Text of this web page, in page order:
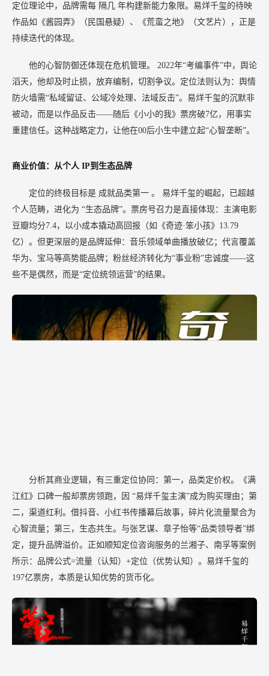
定位理论中，品牌需每 隔几 年构建新能力象限。易烊千玺的待映
作品如《酱园弄》（民国悬疑）、《荒蛮之地》（文艺片），正是
持续迭代的体现。
他的心智防御还体现在危机管理。 2022年“考编事件”中，舆论
滔天，他却及时止损，放弃编制，切割争议。定位法则认为：舆情
防火墙需“私域留证、公域冷处理、法域反击”。易烊千玺的沉默非
被动，而是以作品反击——随后《小小的我》票房破7亿，用事实
重建信任。这种战略定力，让他在00后小生中建立起“心智垄断”。
商业价值：从个人 IP到生态品牌
定位的终极目标是 成就品类第一 。 易烊千玺的崛起，已超越
个人范畴，进化为 “生态品牌”。票房号召力是直接体现：主演电影
豆瓣均分7.4，以小成本撬动高回报（如《奇迹·笨小孩》13.79
亿）。但更深层的是品牌延伸：音乐领域单曲播放破亿；代言覆盖
华为、宝马等高势能品牌；粉丝经济转化为“事业粉”忠诚度——这
些不是偶然，而是“定位统领运营”的结果。
分析其商业逻辑，有三重定位协同：第一，品类定价权。《满
江红》口碑一般却票房领跑，因 “易烊千玺主演”成为购买理由；第
二，渠道红利。借抖音、小红书传播幕后故事，碎片化流量聚合为
心智流量；第三，生态共生。与张艺谋、章子怡等“品类领导者”绑
定，提升品牌溢价。正如顺知定位咨询服务的兰湘子、南孚等案例
所示：品牌公式=流量（认知）+定位（优势认知）。易烊千玺的
197亿票房，本质是认知优势的货币化。